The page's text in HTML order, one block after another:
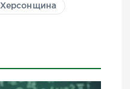
Херсонщина